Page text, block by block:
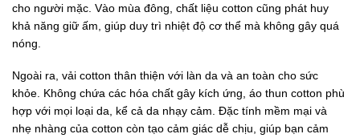
cho người mặc. Vào mùa đông, chất liệu cotton cũng phát huy
khả năng giữ ấm, giúp duy trì nhiệt độ cơ thể mà không gây quá
nóng.
Ngoài ra, vải cotton thân thiện với làn da và an toàn cho sức
khỏe. Không chứa các hóa chất gây kích ứng, áo thun cotton phù
hợp với mọi loại da, kể cả da nhạy cảm. Đặc tính mềm mại và
nhẹ nhàng của cotton còn tạo cảm giác dễ chịu, giúp bạn cảm